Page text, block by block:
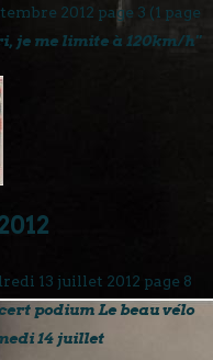
2012 page 3 (1 page
je me limite à 120km/h"
13 juillet 2012 page 8
podium Le beau vélo
14 juillet